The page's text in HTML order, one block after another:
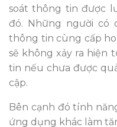
soát thông tin được
đó. Những người có
thông tin cùng cấp
sẽ không xảy ra hiện
tin nếu chưa được
cập.
Bên cạnh đó tính
ứng dụng khác làm